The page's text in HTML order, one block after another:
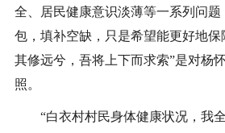
全、居民健康意识淡薄等一系列问
包，填补空缺，只是希望能更好地保
其修远兮，吾将上下而求索”是对杨
照。
“白衣村村民身体健康状况，我全